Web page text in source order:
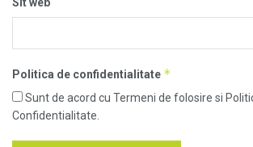
Politica de confidentialitate *
Sunt de acord cu Termeni de folosire si
Confidentialitate.